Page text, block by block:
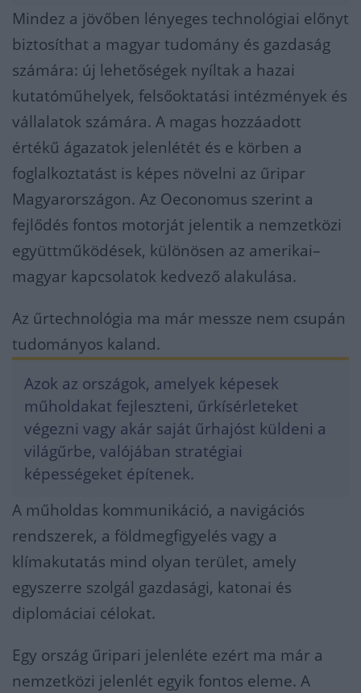
Mindez a jövőben lényeges technológiai előnyt
biztosíthat a magyar tudomány és gazdaság
számára: új lehetőségek nyíltak a hazai
kutatóműhelyek, felsőoktatási intézmények és
vállalatok számára. A magas hozzáadott
értékű ágazatok jelenlétét és e körben a
foglalkoztatást is képes növelni az űripar
Magyarországon. Az Oeconomus szerint a
fejlődés fontos motorját jelentik a nemzetközi
együttműködések, különösen az amerikai–
magyar kapcsolatok kedvező alakulása.
Az űrtechnológia ma már messze nem csupán
tudományos kaland.
Azok az országok, amelyek képesek
műholdakat fejleszteni, űrkísérleteket
végezni vagy akár saját űrhajóst küldeni a
világűrbe, valójában stratégiai
képességeket építenek.
A műholdas kommunikáció, a navigációs
rendszerek, a földmegfigyelés vagy a
klímakutatás mind olyan terület, amely
egyszerre szolgál gazdasági, katonai és
diplomáciai célokat.
Egy ország űripari jelenléte ezért ma már a
nemzetközi jelenlét egyik fontos eleme. A